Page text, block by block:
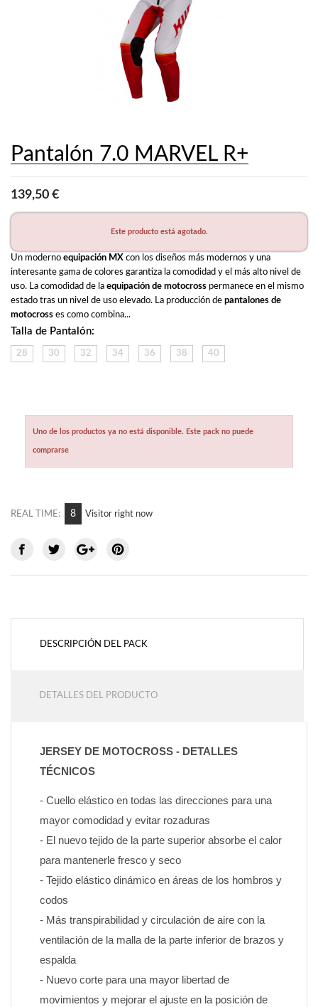
Pantalón 7.0 MARVEL R+
139,50 €
Este producto está agotado.
Un moderno equipación MX con los diseños más modernos y una
interesante gama de colores garantiza la comodidad y el más alto nivel de
uso. La comodidad de la equipación de motocross permanece en el mismo
estado tras un nivel de uso elevado. La producción de pantalones de
motocross es como combina...
Talla de Pantalón:
28 30 32 34 36 38 40
Uno de los productos ya no está disponible. Este pack no puede
comprarse
REAL TIME: 9 Visitor right now
DESCRIPCIÓN DEL PACK
DETALLES DEL PRODUCTO
JERSEY DE MOTOCROSS - DETALLES
TÉCNICOS
- Cuello elástico en todas las direcciones para una
mayor comodidad y evitar rozaduras
- El nuevo tejido de la parte superior absorbe el calor
para mantenerle fresco y seco
- Tejido elástico dinámico en áreas de los hombros y
codos
- Más transpirabilidad y circulación de aire con la
ventilación de la malla de la parte inferior de brazos y
espalda
- Nuevo corte para una mayor libertad de
movimientos y mejorar el ajuste en la posición de